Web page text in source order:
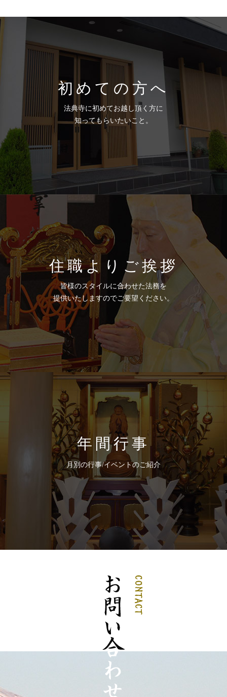
初めての方へ
法典寺に初めてお越し頂く方に
知ってもらいたいこと。
住職よりご挨拶
皆様のスタイルに合わせた法務を
提供いたしますのでご要望ください。
年間行事
月別の行事/イベントのご紹介